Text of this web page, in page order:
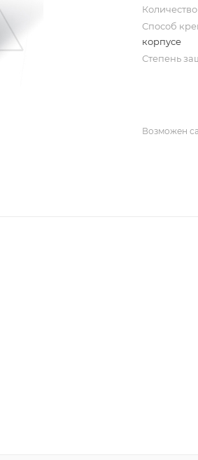
Способ
корпусе
Степень
Возможен